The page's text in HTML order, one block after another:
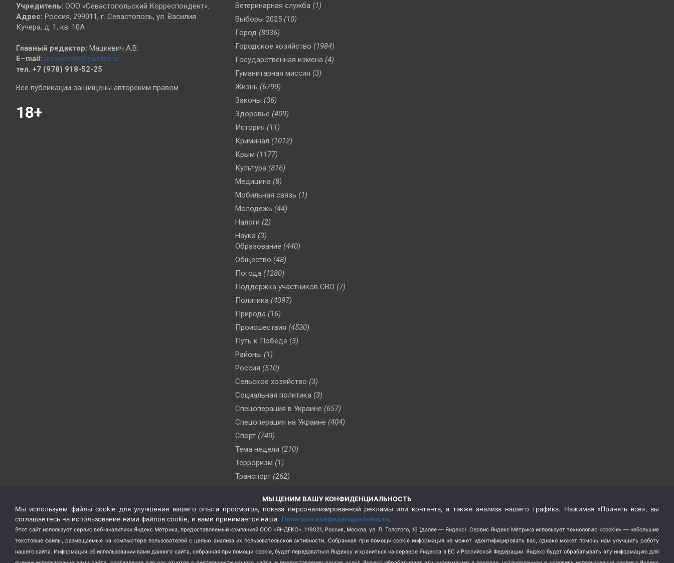
Учредитель: ООО «Севастопольский Корреспондент».
Адрес: Россия, 299011, г. Севастополь, ул. Василия
Кучера, д. 1, кв. 10А
Главный редактор: Мацкевич А.В.
E–mail: pressevkor@yandex.ru
тел. +7 (978) 918-52-25
Все публикации защищены авторским правом.
18+
Ветеринарная служба (1)
Выборы 2025 (10)
Город (8036)
Городское хозяйство (1984)
Государственная измена (4)
Гуманитарная миссия (3)
Жизнь (6799)
Законы (36)
Здоровье (409)
История (11)
Криминал (1012)
Крым (1177)
Культура (816)
Медицина (8)
Мобильная связь (1)
Молодежь (44)
Налоги (2)
Наука (3)
Образование (440)
Общество (48)
Погода (1280)
Поддержка участников СВО (7)
Политика (4397)
Природа (16)
Происшествия (4530)
Путь к Победе (3)
Районы (1)
Россия (510)
Сельское хозяйство (3)
Социальная политика (3)
Спецоперация в Украине (657)
Спецоперация на Украине (404)
Спорт (740)
Тема недели (210)
Терроризм (1)
Транспорт (262)
(76)
Цены (2)
Школа и спорт (2)
Экология (8)
Экономика
(1172)
МЫ ЦЕНИМ ВАШУ КОНФИДЕНЦИАЛЬНОСТЬ
Мы используем файлы cookie для улучшения вашего опыта просмотра, показа персонализированной рекламы или контента, а также анализа нашего трафика. Нажимая «Принять все», вы
соглашаетесь на использование нами файлов cookie, и вами принимается наша Политика конфиденциальности.
Этот сайт использует сервис веб-аналитики Яндекс Метрика, предоставляемый компанией ООО «ЯНДЕКС», 119021, Россия, Москва, ул. Л. Толстого, 16 (далее — Яндекс). Сервис Яндекс Метрика использует технологию «cookie» — небольшие
текстовые файлы, размещаемые на компьютере пользователей с целью анализа их пользовательской активности. Собранная при помощи cookie информация не может идентифицировать вас, однако может помочь нам улучшить работу
нашего сайта. Информация об использовании вами данного сайта, собранная при помощи cookie, будет передаваться Яндексу и храниться на сервере Яндекса в ЕС и Российской Федерации. Яндекс будет обрабатывать эту информацию для